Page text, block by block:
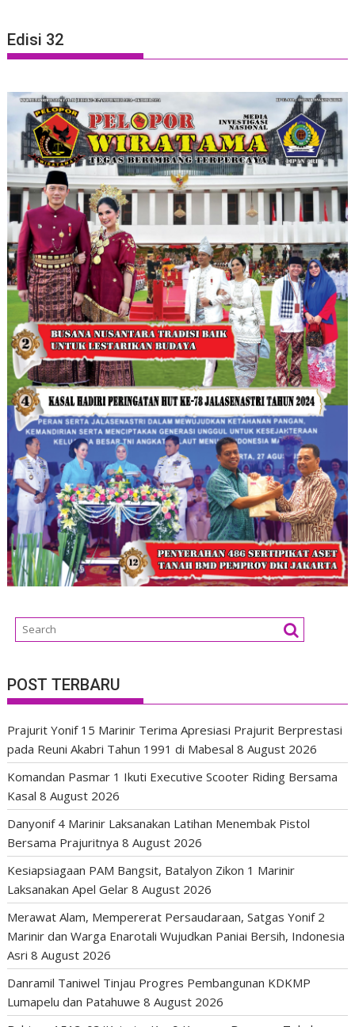
Edisi 32
POST TERBARU
Prajurit Yonif 15 Marinir Terima Apresiasi Prajurit Berprestasi
pada Reuni Akabri Tahun 1991 di Mabesal 8 August 2026
Komandan Pasmar 1 Ikuti Executive Scooter Riding Bersama
Kasal 8 August 2026
Danyonif 4 Marinir Laksanakan Latihan Menembak Pistol
Bersama Prajuritnya 8 August 2026
Kesiapsiagaan PAM Bangsit, Batalyon Zikon 1 Marinir
Laksanakan Apel Gelar 8 August 2026
Merawat Alam, Mempererat Persaudaraan, Satgas Yonif 2
Marinir dan Warga Enarotali Wujudkan Paniai Bersih, Indonesia
Asri 8 August 2026
Danramil Taniwel Tinjau Progres Pembangunan KDKMP
Lumapelu dan Patahuwe 8 August 2026